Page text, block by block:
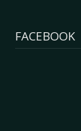
FACEBOOK